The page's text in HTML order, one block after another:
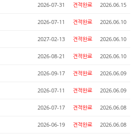
2026-07-31 견적완료 2026.06.15
2026-07-11 견적완료 2026.06.10
2027-02-13 견적완료 2026.06.10
2026-08-21 견적완료 2026.06.10
2026-09-17 견적완료 2026.06.09
2026-07-11 견적완료 2026.06.09
2026-07-17 견적완료 2026.06.08
2026-06-19 견적완료 2026.06.08